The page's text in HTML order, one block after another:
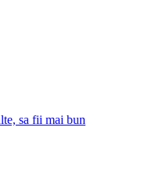
sa fii mai bun